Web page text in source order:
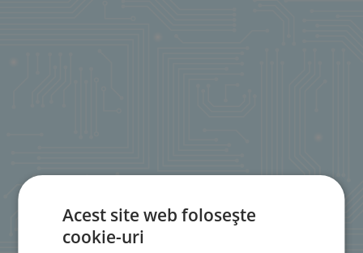
Acest site web folosește
cookie-uri